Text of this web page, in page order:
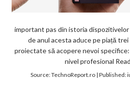
important pas din istoria
de anul acesta aduce pe piață
proiectate să acopere nevoi
nivel profesional
Source:TechnoReport.ro| Published: